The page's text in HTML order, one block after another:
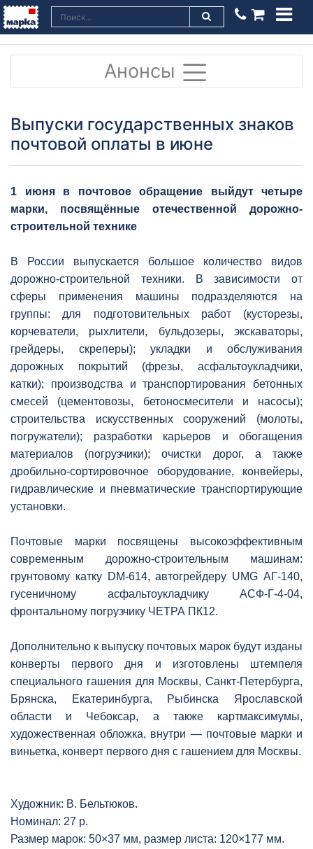
Анонсы
Выпуски государственных знаков
почтовой оплаты в июне
1 июня в почтовое обращение выйдут четыре
марки, посвящённые отечественной дорожно-
строительной технике
В России выпускается большое количество видов
дорожно-строительной техники. В зависимости от
сферы применения машины подразделяются на
группы: для подготовительных работ (кусторезы,
корчеватели, рыхлители, бульдозеры, экскаваторы,
грейдеры, скреперы); укладки и обслуживания
дорожных покрытий (фрезы, асфальтоукладчики,
катки); производства и транспортирования бетонных
смесей (цементовозы, бетоносмесители и насосы);
строительства искусственных сооружений (молоты,
погружатели); разработки карьеров и обогащения
материалов (погрузчики); очистки дорог, а также
дробильно-сортировочное оборудование, конвейеры,
гидравлические и пневматические транспортирующие
установки.
Почтовые марки посвящены высокоэффективным
современным дорожно-строительным машинам:
грунтовому катку DM-614, автогрейдеру UMG АГ-140,
гусеничному асфальтоукладчику АСФ-Г-4-04,
фронтальному погрузчику ЧЕТРА ПК12.
Дополнительно к выпуску почтовых марок будут изданы
конверты первого дня и изготовлены штемпеля
специального гашения для Москвы, Санкт-Петербурга,
Брянска, Екатеринбурга, Рыбинска Ярославской
области и Чебоксар, а также картмаксимумы,
художественная обложка, внутри — почтовые марки и
виньетка, конверт первого дня с гашением для Москвы.
Художник: В. Бельтюков.
Номинал: 27 р.
Размер марок: 50×37 мм, размер листа: 120×177 мм.